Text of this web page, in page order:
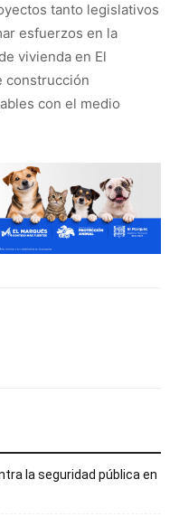
tanto legislativos
esfuerzos en la
vivienda en El
construcción
con el medio
la seguridad pública en